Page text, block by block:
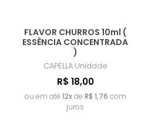
FLAVOR CHURROS 10ml (
ESSÊNCIA CONCENTRADA
)
CAPELLA Unidade
R$ 18,00
ou em até 12xde R$ 1,76 com
juros